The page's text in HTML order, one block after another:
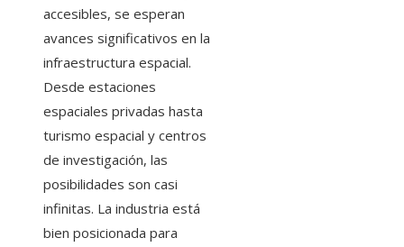
accesibles, se esperan
avances significativos en la
infraestructura espacial.
Desde estaciones
espaciales privadas hasta
turismo espacial y centros
de investigación, las
posibilidades son casi
infinitas. La industria está
bien posicionada para